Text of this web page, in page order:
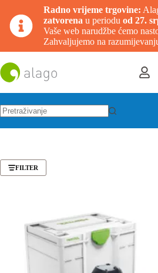
Radno vrijeme trgovine:
zatvorena u periodu od 27.
Vaše web narudžbe ćemo
Zahvaljujemo na
na
sadržaj
FILTER